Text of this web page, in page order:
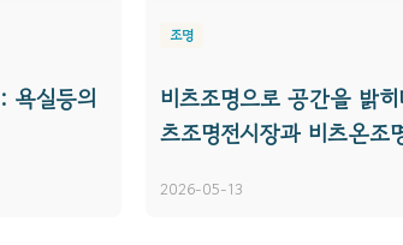
욕실등의
조명
비츠조명으로 공간을 밝
츠조명전시장과 비츠온조
2026-05-13